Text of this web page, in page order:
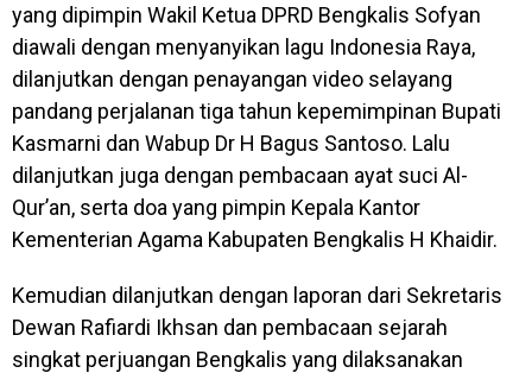
yang dipimpin Wakil Ketua DPRD Bengkalis Sofyan
diawali dengan menyanyikan lagu Indonesia Raya,
dilanjutkan dengan penayangan video selayang
pandang perjalanan tiga tahun kepemimpinan Bupati
Kasmarni dan Wabup Dr H Bagus Santoso. Lalu
dilanjutkan juga dengan pembacaan ayat suci Al-
Qur’an, serta doa yang pimpin Kepala Kantor
Kementerian Agama Kabupaten Bengkalis H Khaidir.
Kemudian dilanjutkan dengan laporan dari Sekretaris
Dewan Rafiardi Ikhsan dan pembacaan sejarah
singkat perjuangan Bengkalis yang dilaksanakan